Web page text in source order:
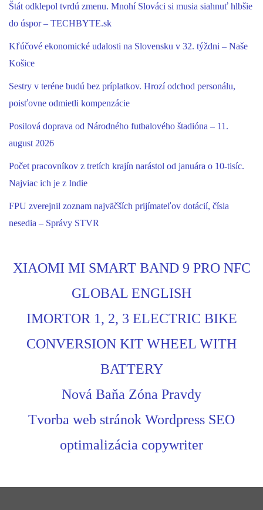
Štát odklepol tvrdú zmenu. Mnohí Slováci si musia siahnuť hlbšie
do úspor – TECHBYTE.sk
Kľúčové ekonomické udalosti na Slovensku v 32. týždni – Naše
Košice
Sestry v teréne budú bez príplatkov. Hrozí odchod personálu,
poisťovne odmietli kompenzácie
Posilová doprava od Národného futbalového štadióna – 11.
august 2026
Počet pracovníkov z tretích krajín narástol od januára o 10-tisíc.
Najviac ich je z Indie
FPU zverejnil zoznam najväčších prijímateľov dotácií, čísla
nesedia – Správy STVR
XIAOMI MI SMART BAND 9 PRO NFC
GLOBAL ENGLISH
IMORTOR 1, 2, 3 ELECTRIC BIKE
CONVERSION KIT WHEEL WITH
BATTERY
Nová Baňa Zóna Pravdy
Tvorba web stránok Wordpress SEO
optimalizácia copywriter